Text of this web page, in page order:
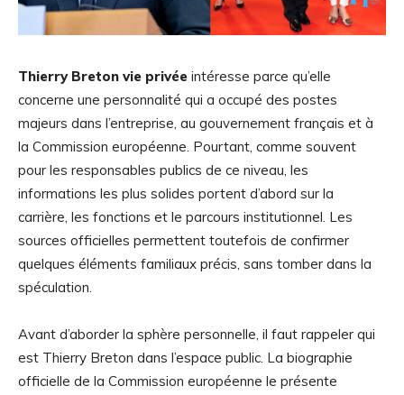
Thierry Breton vie privée intéresse parce qu’elle
concerne une personnalité qui a occupé des postes
majeurs dans l’entreprise, au gouvernement français et à
la Commission européenne. Pourtant, comme souvent
pour les responsables publics de ce niveau, les
informations les plus solides portent d’abord sur la
carrière, les fonctions et le parcours institutionnel. Les
sources officielles permettent toutefois de confirmer
quelques éléments familiaux précis, sans tomber dans la
spéculation.
Avant d’aborder la sphère personnelle, il faut rappeler qui
est Thierry Breton dans l’espace public. La biographie
officielle de la Commission européenne le présente